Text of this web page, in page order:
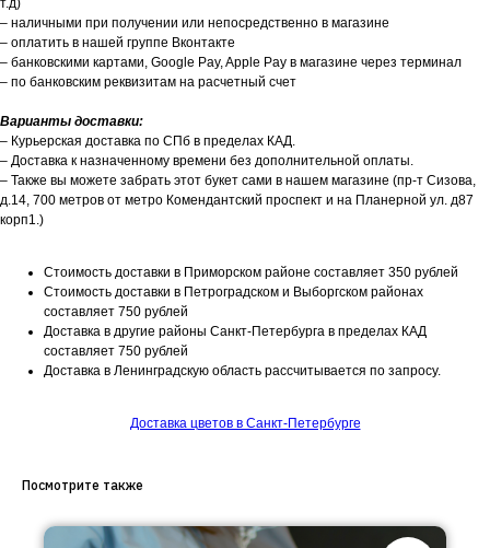
т.д)
– наличными при получении или непосредственно в магазине
– оплатить в нашей группе Вконтакте
– банковскими картами, Google Pay, Apple Pay в магазине через терминал
– по банковским реквизитам на расчетный счет
Варианты доставки:
– Курьерская доставка по СПб в пределах КАД.
– Доставка к назначенному времени без дополнительной оплаты.
– Также вы можете забрать этот букет сами в нашем магазине (пр-т Сизова,
д.14, 700 метров от метро Комендантский проспект и на Планерной ул. д87
корп1.)
Стоимость доставки в Приморском районе составляет 350 рублей
Стоимость доставки в Петроградском и Выборгском районах
составляет 750 рублей
Доставка в другие районы Санкт-Петербурга в пределах КАД
составляет 750 рублей
Доставка в Ленинградскую область рассчитывается по запросу.
Доставка цветов в Санкт-Петербурге
Посмотрите также